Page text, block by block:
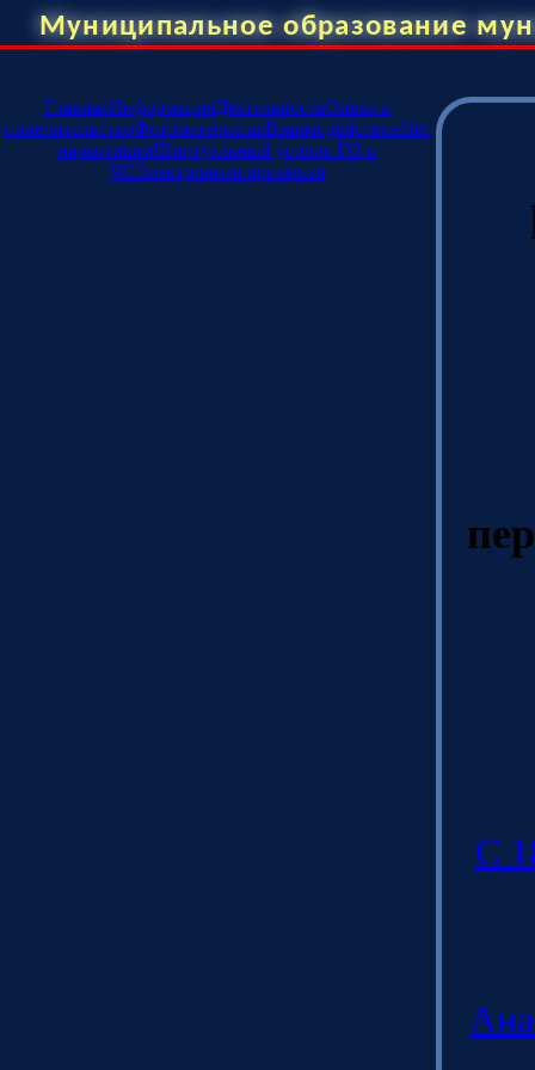
Муниципальное образование
ГлавнаяИнформацияДеятельностьОпека и
попечительствоФотоматериалыВзаимодействиеНет
наркотикам!Виртуальный уголок ГО и
ЧСЭлектронная приемная
C